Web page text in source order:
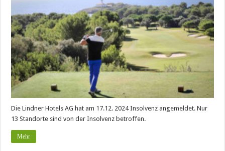
Die Lindner Hotels AG hat am 17.12. 2024 Insolvenz angemeldet. Nur
13 Standorte sind von der Insolvenz betroffen.
Mehr